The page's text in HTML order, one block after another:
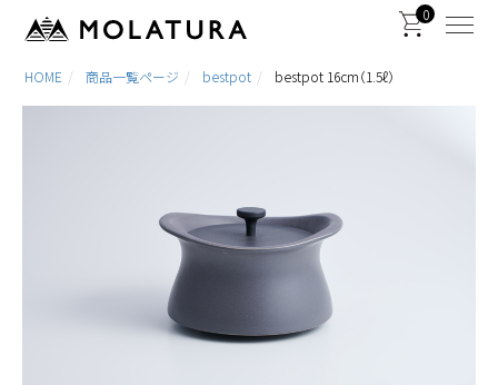
0
HOME 商品一覧ページ bestpot bestpot 16cm（1.5ℓ）